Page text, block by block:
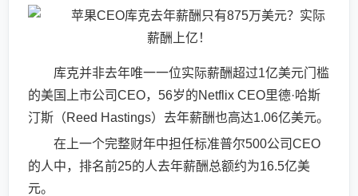
库克并非去年唯一一位实际薪酬超过1亿美元门槛
的美国上市公司CEO，56岁的Netflix CEO里德·哈斯
汀斯（Reed Hastings）去年薪酬也高达1.06亿美元。
在上一个完整财年中担任标准普尔500公司CEO
的人中，排名前25的人去年薪酬总额约为16.5亿美
元。